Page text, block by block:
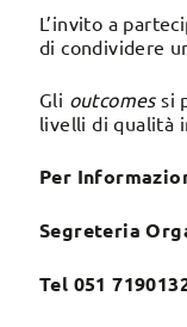
L’invito a
di condividere
Gli outcomessi
livelli di qualità
Per
Segreteria
Tel 051